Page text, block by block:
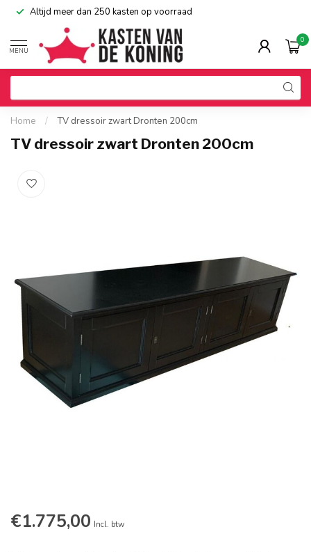
Altijd meer dan 250 kasten op voorraad
MENU
0
Home / TV dressoir zwart Dronten 200cm
TV dressoir zwart Dronten 200cm
€1.775,00 Incl. btw